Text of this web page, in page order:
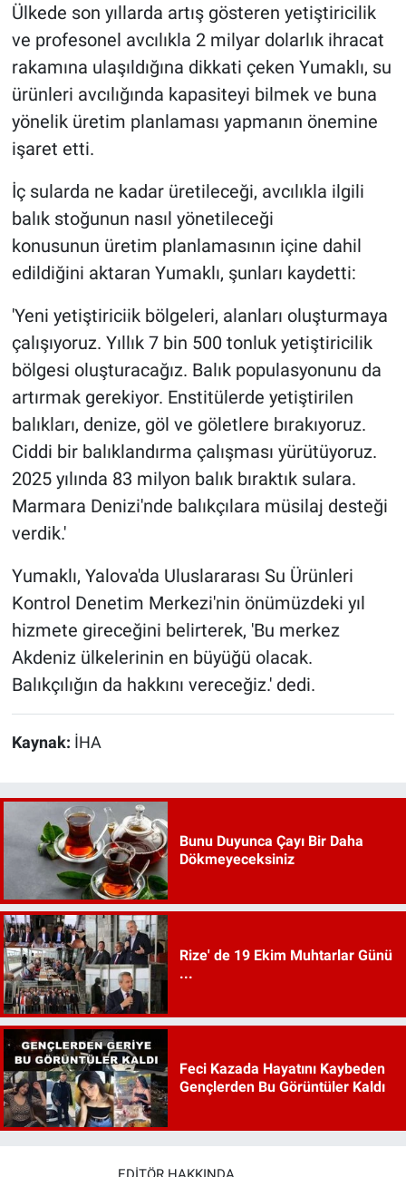
Ülkede son yıllarda artış gösteren yetiştiricilik
ve profesonel avcılıkla 2 milyar dolarlık ihracat
rakamına ulaşıldığına dikkati çeken Yumaklı, su
ürünleri avcılığında kapasiteyi bilmek ve buna
yönelik üretim planlaması yapmanın önemine
işaret etti.
İç sularda ne kadar üretileceği, avcılıkla ilgili
balık stoğunun nasıl yönetileceği
konusunun üretim planlamasının içine dahil
edildiğini aktaran Yumaklı, şunları kaydetti:
'Yeni yetiştiriciik bölgeleri, alanları oluşturmaya
çalışıyoruz. Yıllık 7 bin 500 tonluk yetiştiricilik
bölgesi oluşturacağız. Balık populasyonunu da
artırmak gerekiyor. Enstitülerde yetiştirilen
balıkları, denize, göl ve göletlere bırakıyoruz.
Ciddi bir balıklandırma çalışması yürütüyoruz.
2025 yılında 83 milyon balık bıraktık sulara.
Marmara Denizi'nde balıkçılara müsilaj desteği
verdik.'
Yumaklı, Yalova'da Uluslararası Su Ürünleri
Kontrol Denetim Merkezi'nin önümüzdeki yıl
hizmete gireceğini belirterek, 'Bu merkez
Akdeniz ülkelerinin en büyüğü olacak.
Balıkçılığın da hakkını vereceğiz.' dedi.
Kaynak: İHA
Bunu Duyunca Çayı Bir Daha
Dökmeyeceksiniz
Rize' de 19 Ekim Muhtarlar Günü
...
Feci Kazada Hayatını Kaybeden
Gençlerden Bu Görüntüler Kaldı